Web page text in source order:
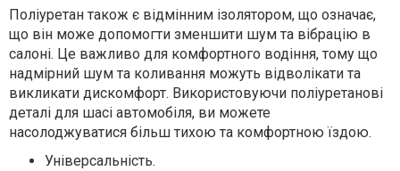
Поліуретан також є відмінним ізолятором, що означає,
що він може допомогти зменшити шум та вібрацію в
салоні. Це важливо для комфортного водіння, тому що
надмірний шум та коливання можуть відволікати та
викликати дискомфорт. Використовуючи поліуретанові
деталі для шасі автомобіля, ви можете
насолоджуватися більш тихою та комфортною їздою.
Універсальність.